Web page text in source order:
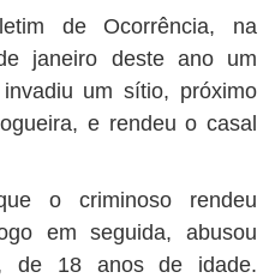
de Ocorrência, na
janeiro deste ano um
um sítio, próximo
e rendeu o casal
o criminoso rendeu
em seguida, abusou
de 18 anos de idade.